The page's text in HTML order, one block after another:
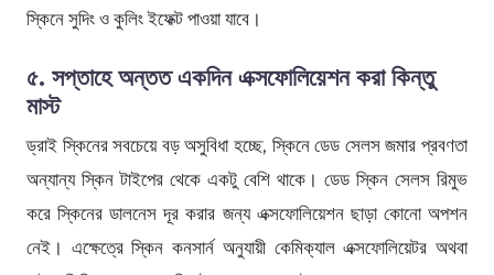
স্কিনে সুদিং ও কুলিং ইফেক্ট পাওয়া যাবে।
৫. সপ্তাহে অন্তত একদিন এক্সফোলিয়েশন করা কিন্তু
মাস্ট
ড্রাই স্কিনের সবচেয়ে বড় অসুবিধা হচ্ছে, স্কিনে ডেড সেলস জমার প্রবণতা
অন্যান্য স্কিন টাইপের থেকে একটু বেশি থাকে। ডেড স্কিন সেলস রিমুভ
করে স্কিনের ডালনেস দূর করার জন্য এক্সফোলিয়েশন ছাড়া কোনো অপশন
নেই। এক্ষেত্রে স্কিন কনসার্ন অনুযায়ী কেমিক্যাল এক্সফোলিয়েটর অথবা